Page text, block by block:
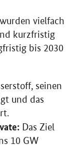
vielfach
kurzfristig
bis 2030
seinen
und das
Das Ziel
10 GW